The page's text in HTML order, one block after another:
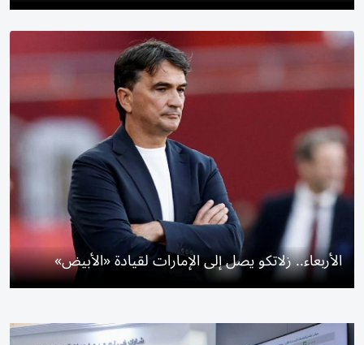
الأربعاء.. زلاتكو يصل إلى الإمارات لقيادة «الأبيض»